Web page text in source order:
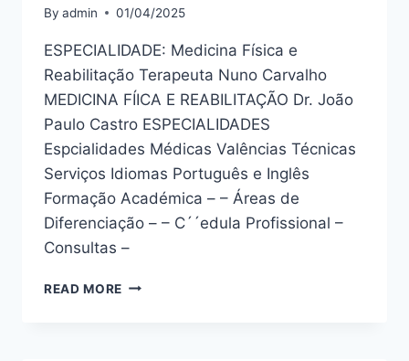
By admin 01/04/2025
ESPECIALIDADE: Medicina Física e
Reabilitação Terapeuta Nuno Carvalho
MEDICINA FÍICA E REABILITAÇÃO Dr. João
Paulo Castro ESPECIALIDADES
Espcialidades Médicas Valências Técnicas
Serviços Idiomas Português e Inglês
Formação Académica – – Áreas de
Diferenciação – – C´´edula Profissional –
Consultas –
READ MORE TERAPEUTA